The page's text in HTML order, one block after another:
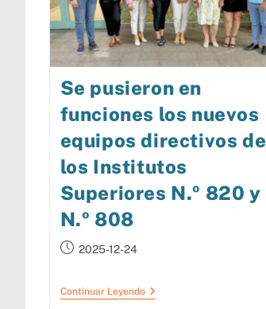
Se pusieron en
funciones los nuevos
equipos directivos de
los Institutos
Superiores N.º 820 y
N.º 808
2025-12-24
Continuar Leyendo